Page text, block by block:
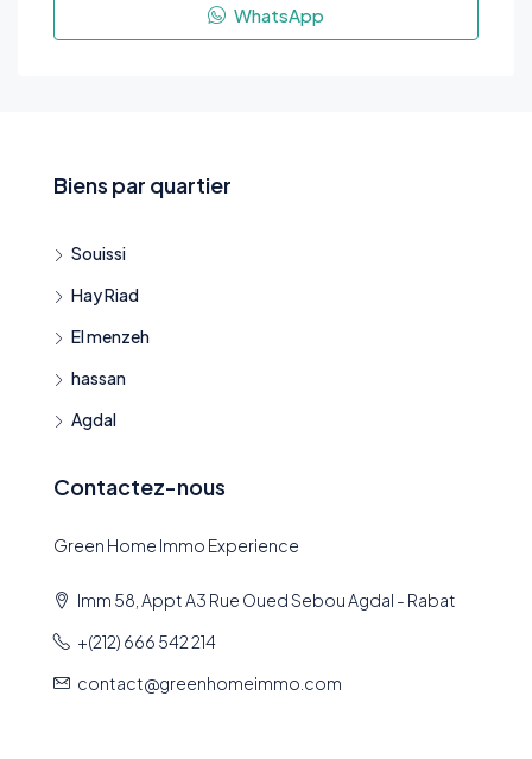
WhatsApp
Biens par quartier
Souissi
Hay Riad
El menzeh
hassan
Agdal
Contactez-nous
Green Home Immo Experience
Imm 58, Appt A3 Rue Oued Sebou Agdal - Rabat
+(212) 666 542 214
contact@greenhomeimmo.com